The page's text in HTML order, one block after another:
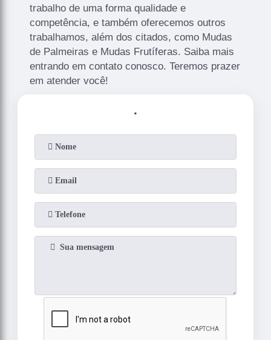
trabalho de uma forma qualidade e
competência, e também oferecemos outros
trabalhamos, além dos citados, como Mudas
de Palmeiras e Mudas Frutíferas. Saiba mais
entrando em contato conosco. Teremos prazer
em atender você!
.